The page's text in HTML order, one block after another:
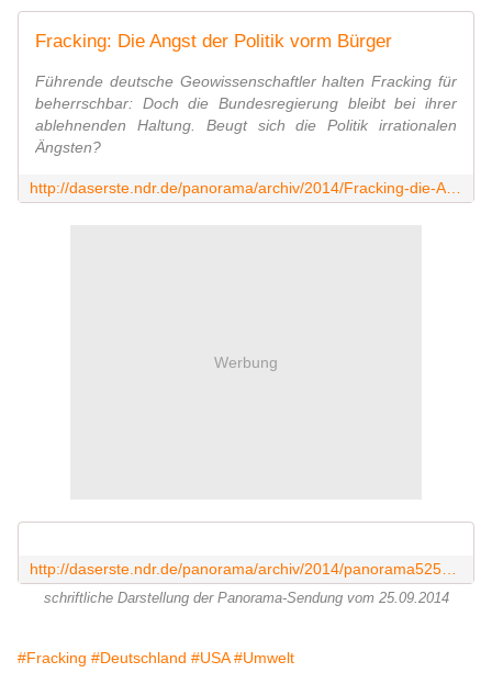
Fracking: Die Angst der Politik vorm Bürger
Führende deutsche Geowissenschaftler halten Fracking für
beherrschbar: Doch die Bundesregierung bleibt bei ihrer
ablehnenden Haltung. Beugt sich die Politik irrationalen
Ängsten?
Werbung
schriftliche Darstellung der Panorama-Sendung vom 25.09.2014
#Fracking #Deutschland #USA #Umwelt